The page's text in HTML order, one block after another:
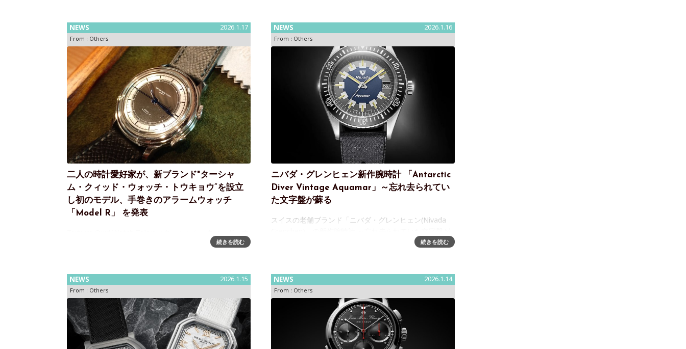
NEWS 2026.1.17
From : Others
二人の時計愛好家が、新ブランド"ターシャ
ム・クィッド・ウォッチ・トウキョウ”を設立
し初のモデル、手巻きのアラームウォッチ
「Model R」 を発表
ォッチ・トウキョウ）より、ブランド初のモデル、手巻
も持
続きを読む
NEWS 2026.1.16
From : Others
ニバダ・グレンヒェン新作腕時計 「Antarctic
Diver Vintage Aquamar」～忘れ去られてい
た文字盤が蘇る
スイスの老舗ブランド「ニバダ・グレンヒェン(Nivada
蘇る「Antarctic Diver Vintage Aquamar」発売ウォッチ
続きを読む
NEWS 2026.1.15
From : Others
NEWS 2026.1.14
From : Others